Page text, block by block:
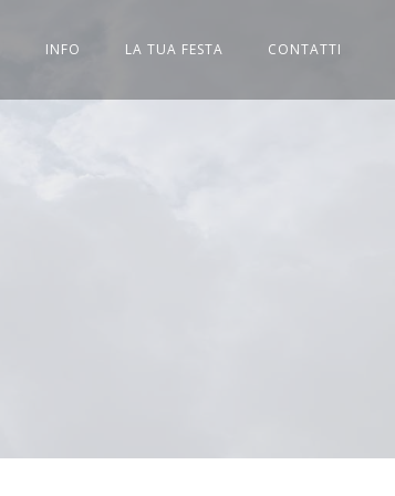
INFO LA TUA FESTA CONTATTI